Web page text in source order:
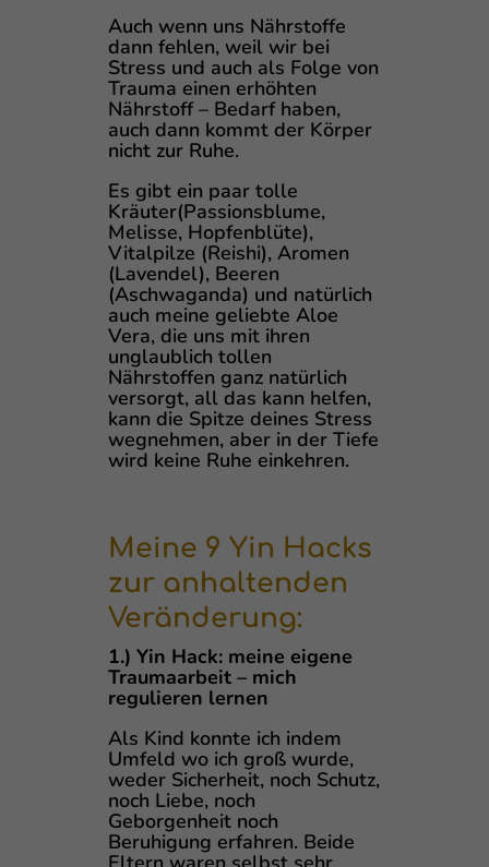
Auch wenn uns Nährstoffe
dann fehlen, weil wir bei
Stress und auch als Folge von
Trauma einen erhöhten
Nährstoff – Bedarf haben,
auch dann kommt der Körper
nicht zur Ruhe.
Es gibt ein paar tolle
Kräuter(Passionsblume,
Melisse, Hopfenblüte),
Vitalpilze (Reishi), Aromen
(Lavendel), Beeren
(Aschwaganda) und natürlich
auch meine geliebte Aloe
Vera, die uns mit ihren
unglaublich tollen
Nährstoffen ganz natürlich
versorgt, all das kann helfen,
kann die Spitze deines Stress
wegnehmen, aber in der Tiefe
wird keine Ruhe einkehren.
Meine 9 Yin Hacks
zur anhaltenden
Veränderung:
1.) Yin Hack: meine eigene
Traumaarbeit – mich
regulieren lernen
Als Kind konnte ich indem
Umfeld wo ich groß wurde,
weder Sicherheit, noch Schutz,
noch Liebe, noch
Geborgenheit noch
Beruhigung erfahren. Beide